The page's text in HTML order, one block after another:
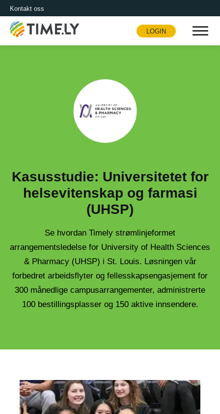
Kontakt oss
Timely
LOGIN
Kasusstudie: Universitetet for
helsevitenskap og farmasi
(UHSP)
Se hvordan Timely strømlinjeformet
arrangementsledelse for University of Health Sciences
& Pharmacy (UHSP) i St. Louis. Løsningen vår
forbedret arbeidsflyter og fellesskapsengasjement for
300 månedlige campusarrangementer, administrerte
100 bestillingsplasser og 150 aktive innsendere.